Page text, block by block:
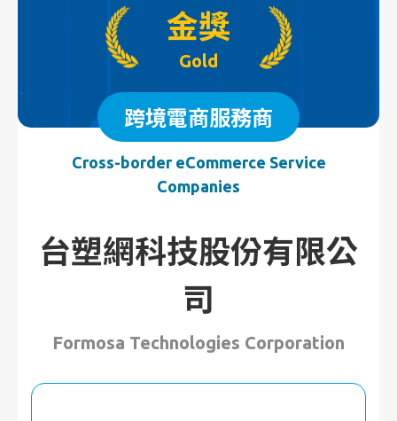
金獎
Gold
跨境電商服務商
Cross-border eCommerce Service
Companies
台塑網科技股份有限公
司
Formosa Technologies Corporation